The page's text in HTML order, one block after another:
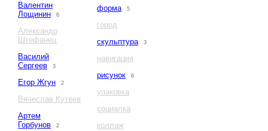
Валентин
Лощинин
6
Александр
Штефанец
Василий
Сергеев
3
Егор Жгун 2
Вячеслав Кутеев
Артем
Горбунов
2
форма
5
город
скульптура
3
навигация
рисунок
6
упаковка
социалка
коллаж